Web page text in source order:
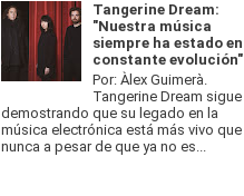
Tangerine Dream:
"Nuestra música
siempre ha estado en
constante evolución"
Por: Àlex Guimerà.
Tangerine Dream sigue
demostrando que su legado en la
música electrónica está más vivo que
nunca a pesar de que ya no es...